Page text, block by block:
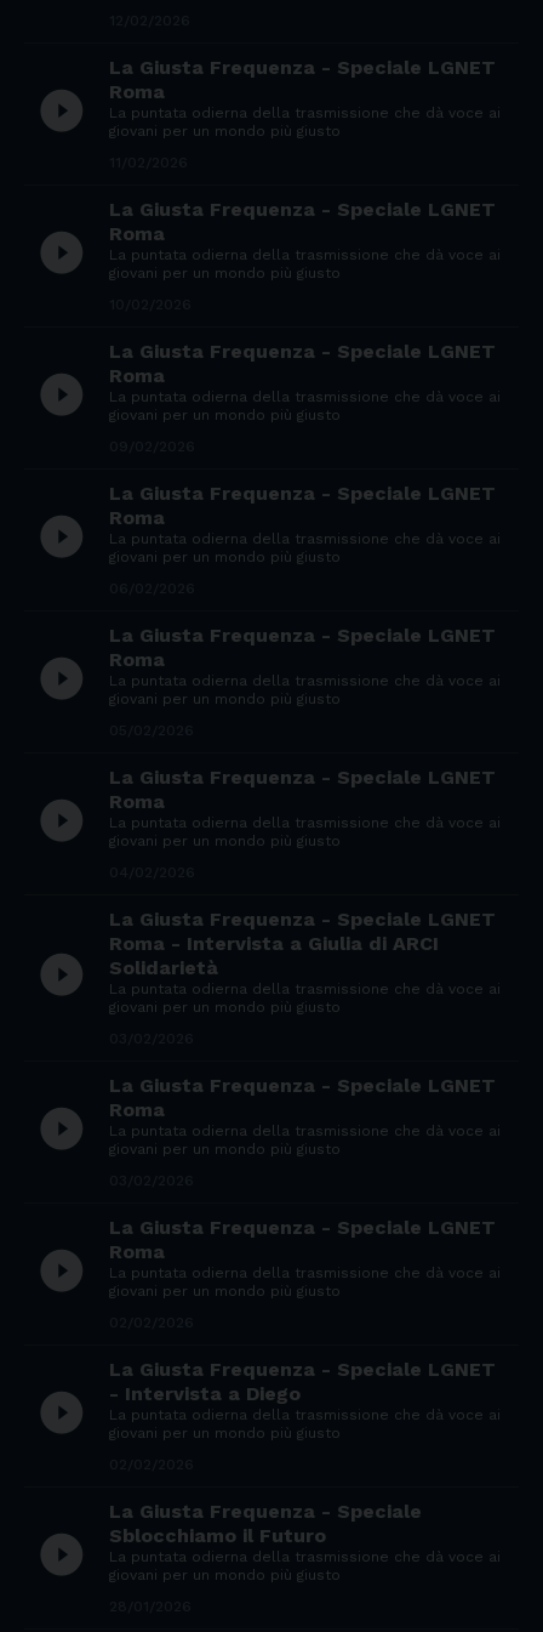
play_circle_filled
La Giusta Frequenza - Speciale LGNET
Roma
La puntata odierna della trasmissione che dà voce ai
giovani per un mondo più giusto
play_circle_filled
La Giusta Frequenza - Speciale LGNET
Roma
La puntata odierna della trasmissione che dà voce ai
giovani per un mondo più giusto
play_circle_filled
La Giusta Frequenza - Speciale LGNET
Roma
La puntata odierna della trasmissione che dà voce ai
giovani per un mondo più giusto
play_circle_filled
La Giusta Frequenza - Speciale LGNET
Roma
La puntata odierna della trasmissione che dà voce ai
giovani per un mondo più giusto
play_circle_filled
La Giusta Frequenza - Speciale LGNET
Roma
La puntata odierna della trasmissione che dà voce ai
giovani per un mondo più giusto
play_circle_filled
La Giusta Frequenza - Speciale LGNET
Roma
La puntata odierna della trasmissione che dà voce ai
giovani per un mondo più giusto
play_circle_filled
La Giusta Frequenza - Speciale LGNET
Roma - Intervista a Giulia di ARCI
Solidarietà
La puntata odierna della trasmissione che dà voce ai
giovani per un mondo più giusto
play_circle_filled
La Giusta Frequenza - Speciale LGNET
Roma
La puntata odierna della trasmissione che dà voce ai
giovani per un mondo più giusto
play_circle_filled
La Giusta Frequenza - Speciale LGNET
Roma
La puntata odierna della trasmissione che dà voce ai
giovani per un mondo più giusto
play_circle_filled
La Giusta Frequenza - Speciale LGNET
- Intervista a Diego
La puntata odierna della trasmissione che dà voce ai
giovani per un mondo più giusto
play_circle_filled
La Giusta Frequenza - Speciale
Sblocchiamo il Futuro
La puntata odierna della trasmissione che dà voce ai
giovani per un mondo più giusto